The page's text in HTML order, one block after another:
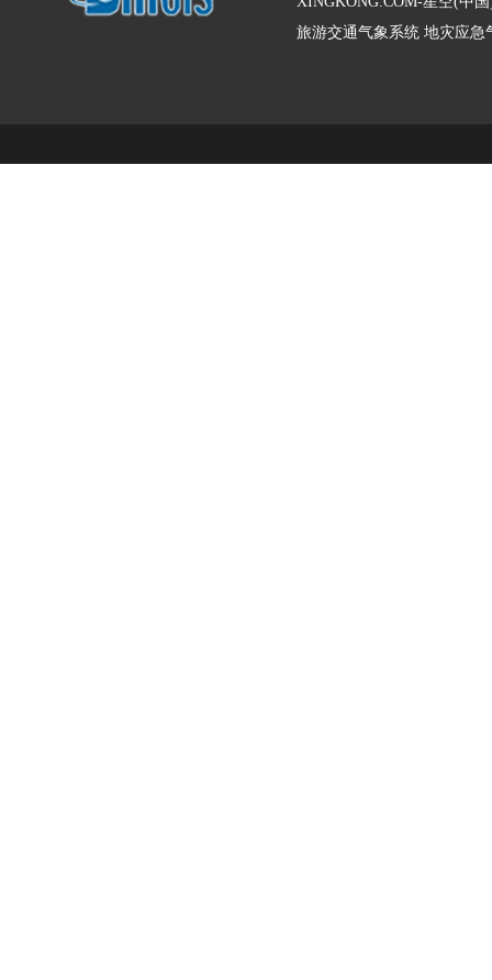
旅游交通气象系统 地灾应急